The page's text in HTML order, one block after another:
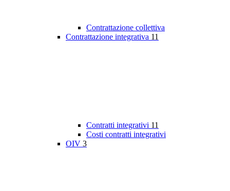
Contrattazione collettiva
Contrattazione integrativa 11
Contratti integrativi 11
Costi contratti integrativi
OIV 3